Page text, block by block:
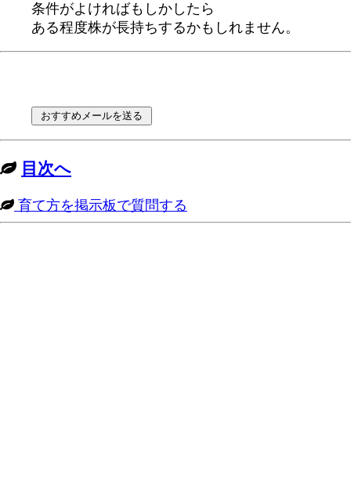
条件がよければもしかしたら
ある程度株が長持ちするかもしれません。
目次へ
育て方を掲示板で質問する